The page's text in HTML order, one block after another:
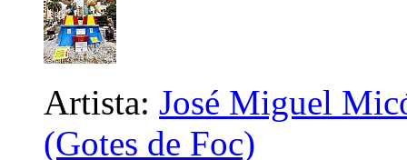
Artista: José Miguel
(Gotes de Foc)